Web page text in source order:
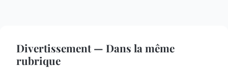
Divertissement — Dans la même
rubrique